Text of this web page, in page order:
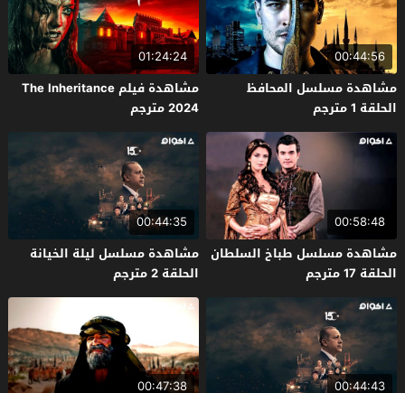
00:44:56
مشاهدة مسلسل المحافظ
الحلقة 1 مترجم
01:24:24
مشاهدة فيلم The Inheritance
2024 مترجم
00:58:48
مشاهدة مسلسل طباخ السلطان
الحلقة 17 مترجم
00:44:35
مشاهدة مسلسل ليلة الخيانة
الحلقة 2 مترجم
00:44:43
00:47:38